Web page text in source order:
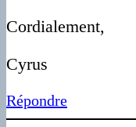
Cordialement,
Cyrus
Répondre